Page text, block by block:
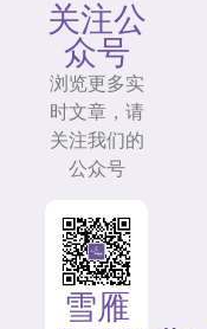
关注公
众号
浏览更多实
时文章，请
关注我们的
公众号
雪雁